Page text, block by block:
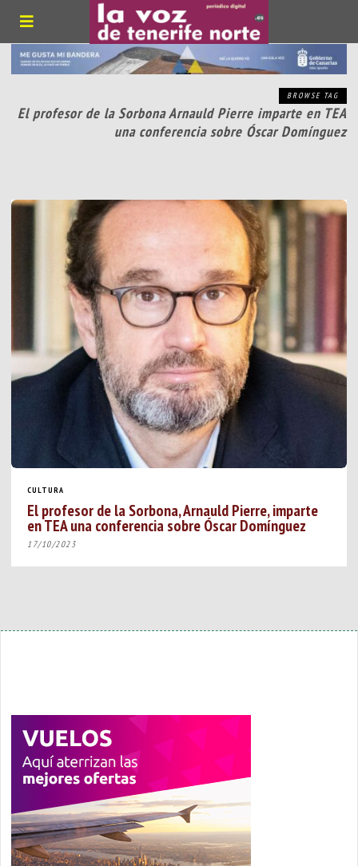
BROWSE TAG
El profesor de la Sorbona Arnauld Pierre imparte en TEA
una conferencia sobre Óscar Domínguez
CULTURA
El profesor de la Sorbona, Arnauld Pierre, imparte
en TEA una conferencia sobre Óscar Domínguez
17/10/2023